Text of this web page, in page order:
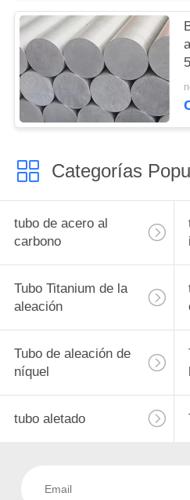
Categorías
tubo de acero al
carbono
Tubo Titanium de la
aleación
Tubo de aleación de
níquel
tubo aletado